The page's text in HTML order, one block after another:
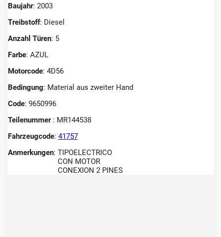
Baujahr: 2003
Treibstoff: Diesel
Anzahl Türen: 5
Farbe: AZUL
Motorcode: 4D56
Bedingung: Material aus zweiter Hand
Code: 9650996
Teilenummer : MR144538
Fahrzeugcode: 41757
Anmerkungen: TIPOELECTRICO
CON MOTOR
CONEXION 2 PINES